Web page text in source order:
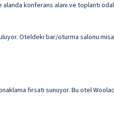
konferans alanı ve toplantı
Oteldeki bar/oturma salonu
fırsatı sunuyor. Bu otel